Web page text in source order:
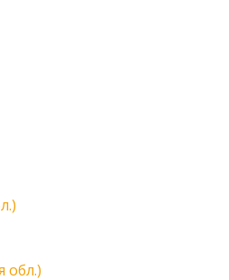
обл.)